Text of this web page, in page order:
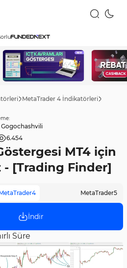
MetaTrader 4 İndikatörleri
6.454
MT4 için
- [Trading Finder]
MetaTrader5
İndir
Süre